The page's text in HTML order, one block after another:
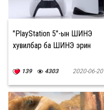
"PlayStation 5"-ын ШИНЭ
хувилбар ба ШИНЭ эрин
139 4303 2020-06-20